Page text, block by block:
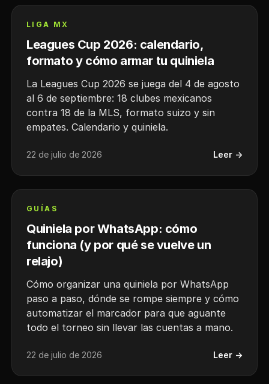
LIGA MX
Leagues Cup 2026: calendario,
formato y cómo armar tu quiniela
La Leagues Cup 2026 se juega del 4 de agosto
al 6 de septiembre: 18 clubes mexicanos
contra 18 de la MLS, formato suizo y sin
empates. Calendario y quiniela.
22 de julio de 2026 Leer →
GUÍAS
Quiniela por WhatsApp: cómo
funciona (y por qué se vuelve un
relajo)
Cómo organizar una quiniela por WhatsApp
paso a paso, dónde se rompe siempre y cómo
automatizar el marcador para que aguante
todo el torneo sin llevar las cuentas a mano.
22 de julio de 2026 Leer →